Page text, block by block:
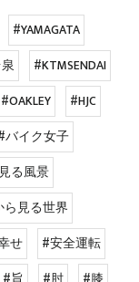
#YAMAGATA
#KTMSENDAI
#OAKLEY
#HJC
バイク女子
る風景
見る世界
せ
#安全運転